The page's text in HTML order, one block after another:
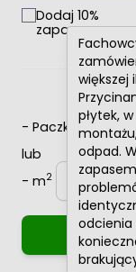
Dodaj 10%
zapasu
większej
płytek,
odpad.
odcienia
- Paczki
lub
- m2
Oblicz